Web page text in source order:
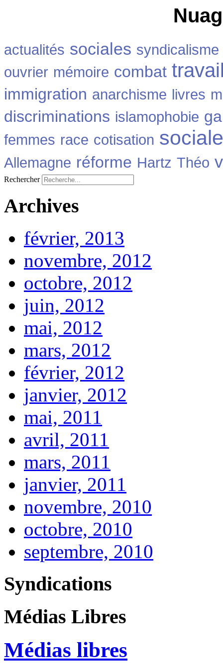
actualités sociales syndicalisme
ouvrier mémoire combat
immigration anarchisme livres
discriminations islamophobie
femmes race cotisation sociale
Allemagne réforme Hartz Théo
Rechercher
Archives
février, 2013
novembre, 2012
octobre, 2012
juin, 2012
mai, 2012
mars, 2012
février, 2012
janvier, 2012
mai, 2011
avril, 2011
mars, 2011
janvier, 2011
novembre, 2010
octobre, 2010
septembre, 2010
Syndications
Médias Libres
Médias libres